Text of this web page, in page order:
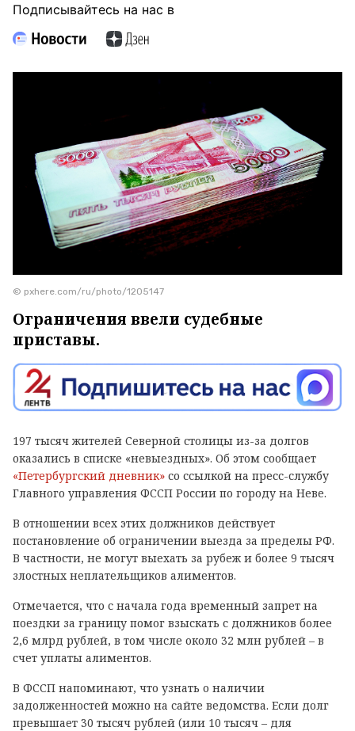
Подписывайтесь на нас в
© pxhere.com/ru/photo/1205147
Ограничения ввели судебные
приставы.
197 тысяч жителей Северной столицы из-за долгов
оказались в списке «невыездных». Об этом сообщает
«Петербургский дневник» со ссылкой на пресс-службу
Главного управления ФССП России по городу на Неве.
В отношении всех этих должников действует
постановление об ограничении выезда за пределы РФ.
В частности, не могут выехать за рубеж и более 9 тысяч
злостных неплательщиков алиментов.
Отмечается, что с начала года временный запрет на
поездки за границу помог взыскать с должников более
2,6 млрд рублей, в том числе около 32 млн рублей – в
счет уплаты алиментов.
В ФССП напоминают, что узнать о наличии
задолженностей можно на сайте ведомства. Если долг
превышает 30 тысяч рублей (или 10 тысяч – для